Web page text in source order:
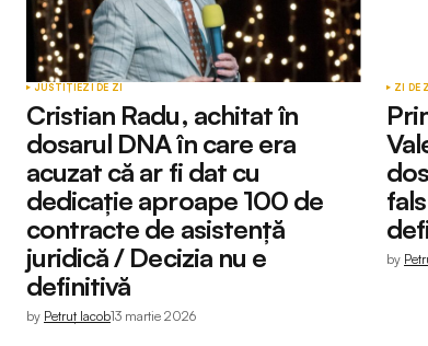
JUSTIȚIEZI DE ZI
Cristian Radu, achitat în
dosarul DNA în care era
acuzat că ar fi dat cu
dedicație aproape 100 de
contracte de asistență
juridică / Decizia nu e
definitivă
by Petruț Iacob13 martie 2026
ZI DE
by